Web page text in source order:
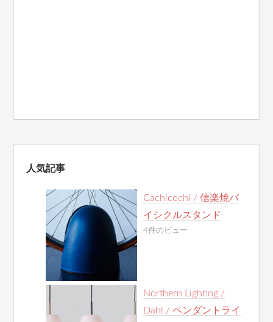
人気記事
Cachicochi / 信楽焼バ
イシクルスタンド
4件のビュー
Northern Lighting /
Dahl / ペンダントライ